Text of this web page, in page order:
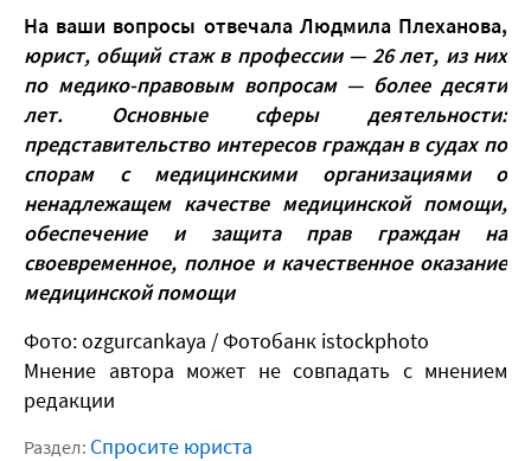
На ваши вопросы отвечала Людмила Плеханова,
юрист, общий стаж в профессии — 26 лет, из них
по медико-правовым вопросам — более десяти
лет. Основные сферы деятельности:
представительство интересов граждан в судах по
спорам с медицинскими организациями о
ненадлежащем качестве медицинской помощи,
обеспечение и защита прав граждан на
своевременное, полное и качественное оказание
медицинской помощи
Фото: ozgurcankaya / Фотобанк istockphoto
Мнение автора может не совпадать с мнением
редакции
Раздел: Спросите юриста